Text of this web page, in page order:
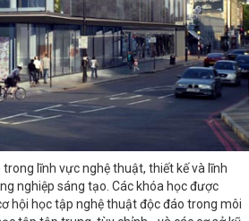
lĩnh vực nghệ thuật, thiết kế và lĩnh
nghiệp sáng tạo. Các khóa học được
hội học tập nghệ thuật độc đáo trong môi